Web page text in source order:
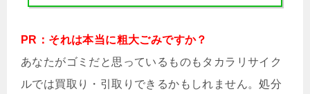
PR：それは本当に粗大ごみですか？
あなたがゴミだと思っているものもタカラリサイク
ルでは買取り・引取りできるかもしれません。処分